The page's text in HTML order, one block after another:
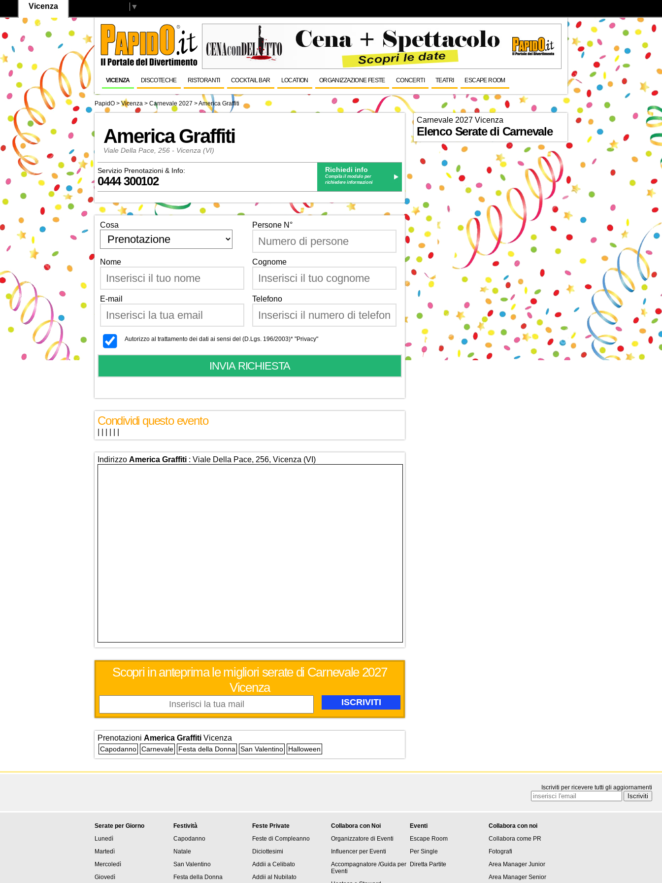
Vicenza ▼
VICENZA DISCOTECHE RISTORANTI COCKTAIL BAR LOCATION ORGANIZZAZIONE FESTE CONCERTI TEATRI ESCAPE ROOM
PapidO >Vicenza > Carnevale 2027 >America Graffiti
America Graffiti
Viale Della Pace, 256 - Vicenza (VI)
Servizio Prenotazioni & Info:
0444 300102
Richiedi info
Compila il modulo per
richiedere informazioni
Cosa Persone N°
Nome Cognome
E-mail Telefono
Autorizzo al trattamento dei dati ai sensi del (D.Lgs. 196/2003)* "Privacy"
Condividi questo evento
Indirizzo America Graffiti : Viale Della Pace, 256, Vicenza (VI)
Scopri in anteprima le migliori serate di Carnevale 2027
Vicenza
Prenotazioni America Graffiti Vicenza
Capodanno Carnevale Festa della Donna San Valentino Halloween
Carnevale 2027 Vicenza
Elenco Serate di Carnevale
Iscriviti per ricevere tutti gli aggiornamenti
Serate per Giorno
Lunedì
Martedì
Mercoledì
Giovedì
Festività
Capodanno
Natale
San Valentino
Festa della Donna
Feste Private
Feste di Compleanno
Diciottesimi
Addii a Celibato
Addii al Nubilato
Collabora con Noi
Organizzatore di Eventi
Influencer per Eventi
Accompagnatore /Guida per
Eventi
Eventi
Escape Room
Per Single
Diretta Partite
Collabora con noi
Collabora come PR
Fotografi
Area Manager Junior
Area Manager Senior